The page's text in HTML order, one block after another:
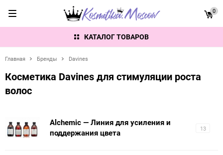
КАТАЛОГ ТОВАРОВ
0
Главная Бренды Davines
Косметика Davines для стимуляции роста
волос
13
Alchemic — Линия для усиления и
поддержания цвета